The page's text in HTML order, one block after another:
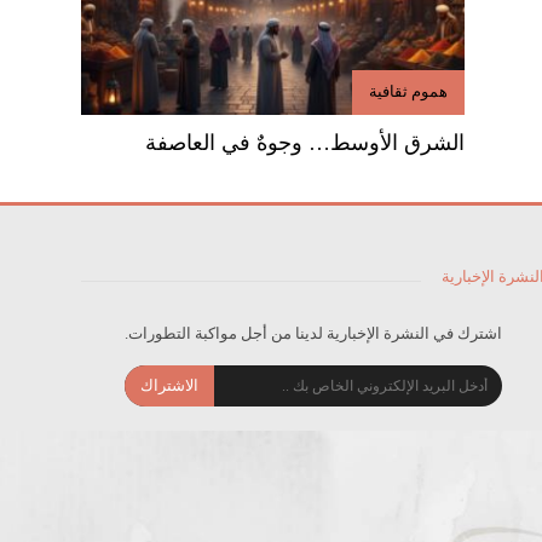
هموم ثقافية
الشرق الأوسط… وجوهٌ في العاصفة
الإخبارية
اشترك في النشرة الإخبارية لدينا من أجل مواكبة التطورات.
الاشتراك